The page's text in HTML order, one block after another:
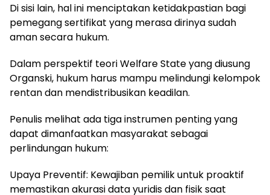
Di sisi lain, hal ini menciptakan ketidakpastian bagi
pemegang sertifikat yang merasa dirinya sudah
aman secara hukum.
Dalam perspektif teori Welfare State yang diusung
Organski, hukum harus mampu melindungi kelompok
rentan dan mendistribusikan keadilan.
Penulis melihat ada tiga instrumen penting yang
dapat dimanfaatkan masyarakat sebagai
perlindungan hukum:
Upaya Preventif: Kewajiban pemilik untuk proaktif
memastikan akurasi data yuridis dan fisik saat